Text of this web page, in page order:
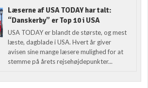
Læserne af USA TODAY har talt:
“Danskerby” er Top 10 i USA
USA TODAY er blandt de største, og mest
læste, dagblade i USA. Hvert år giver
avisen sine mange læsere mulighed for at
stemme på årets rejsehøjdepunkter...